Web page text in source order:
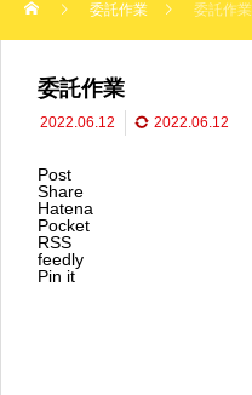
委託作業 委託作業
委託作業
2022.06.12 2022.06.12
Post
Share
Hatena
Pocket
RSS
feedly
Pin it